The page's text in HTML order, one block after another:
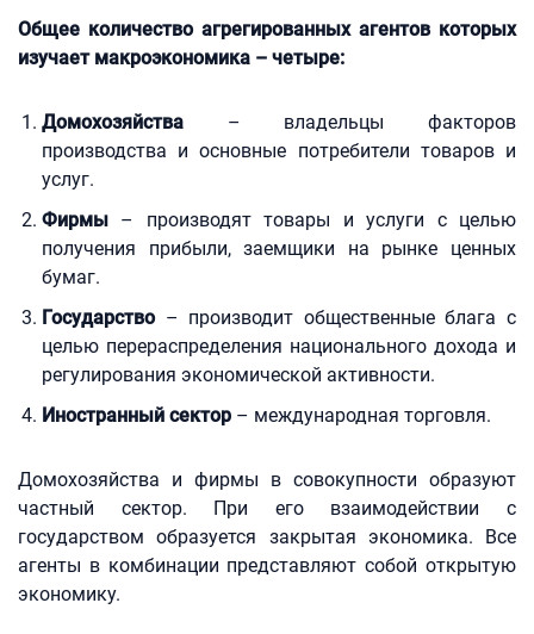
Общее количество агрегированных агентов которых
изучает макроэкономика – четыре:
Домохозяйства – владельцы факторов
производства и основные потребители товаров и
услуг.
Фирмы – производят товары и услуги с целью
получения прибыли, заемщики на рынке ценных
бумаг.
Государство– производит общественные блага с
целью перераспределения национального дохода и
регулирования экономической активности.
Иностранный сектор – международная торговля.
Домохозяйства и фирмы в совокупности образуют
частный сектор. При его взаимодействии с
государством образуется закрытая экономика. Все
агенты в комбинации представляют собой открытую
экономику.